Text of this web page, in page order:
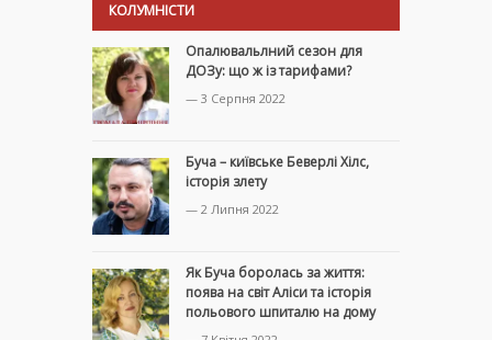
КОЛУМНІСТИ
Опалювальлний сезон для
ДОЗу: що ж із тарифами?
— 3 Серпня 2022
Буча – київське Беверлі Хілс,
історія злету
— 2 Липня 2022
Як Буча боролась за життя:
поява на світ Аліси та історія
польового шпиталю на дому